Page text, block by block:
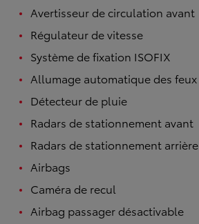
Avertisseur de circulation avant
Régulateur de vitesse
Système de fixation ISOFIX
Allumage automatique des feux
Détecteur de pluie
Radars de stationnement avant
Radars de stationnement arrière
Airbags
Caméra de recul
Airbag passager désactivable